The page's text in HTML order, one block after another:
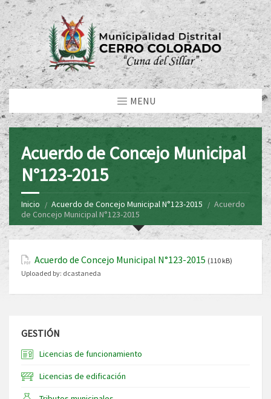
MENU
Acuerdo de Concejo Municipal
N°123-2015
Inicio Acuerdo de Concejo Municipal N°123-2015
Acuerdo
de Concejo Municipal N°123-2015
Acuerdo de Concejo Municipal N°123-2015 (110 kB)
Uploaded by: dcastaneda
GESTIÓN
Licencias de funcionamiento
Licencias de edificación